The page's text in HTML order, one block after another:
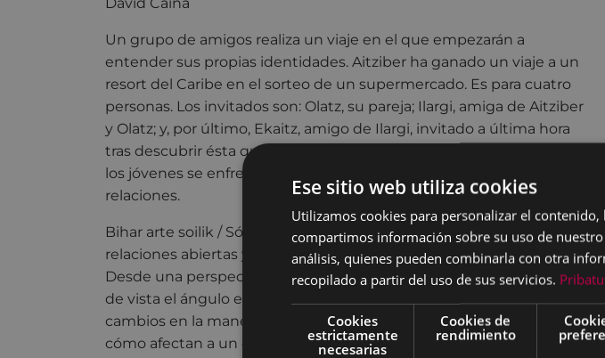
David Caiña
Un grupo de amigos realiza un viaje en el que empezarán a
entender sus propias identidades. Aitziber ha ganado un viaje a un
resort del Caribe en el sorteo de un supermercado. Es para cuatro
personas. Los invitados son: Olatz, su pareja; Ilargi, amiga de Aitziber
y Olatz; y, por último, Ekaitz, amigo de Ilargi, invitado a última hora
tras descubrir ésta que su novio le había sido infiel. Durante el viaje,
los jóvenes se enfrentarán a retos que pondrán en juego sus
relaciones.
Bihar arte soilik / Sólo hasta mañana es un proyecto sobre las
relaciones abiertas y las nuevas maneras de entender la sexualidad.
Desde una perspectiva cómica, pero con profundidad y sin perder
de vista el ángulo emocional, la obra intenta reflexionar sobre los
cambios en la manera de entender las relaciones en general y
cómo afectan a un grupo de jóvenes en particular.
Ese sitio web utiliza cookies
Utilizamos cookies para personalizar el
compartimos información sobre su uso de
análisis, quienes pueden combinarla con otra
recopilado a partir del uso de sus servicios.
Cookies
estrictamente
necesarias
Cookies de
rendimiento